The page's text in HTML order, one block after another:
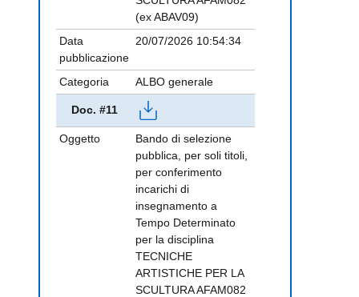
(ex ABAV09)
Data
pubblicazione
20/07/2026 10:54:34
Categoria ALBO generale
Doc. #11
Oggetto
Bando di selezione
pubblica, per soli titoli,
per conferimento
incarichi di
insegnamento a
Tempo Determinato
per la disciplina
TECNICHE
ARTISTICHE PER LA
SCULTURA AFAM082